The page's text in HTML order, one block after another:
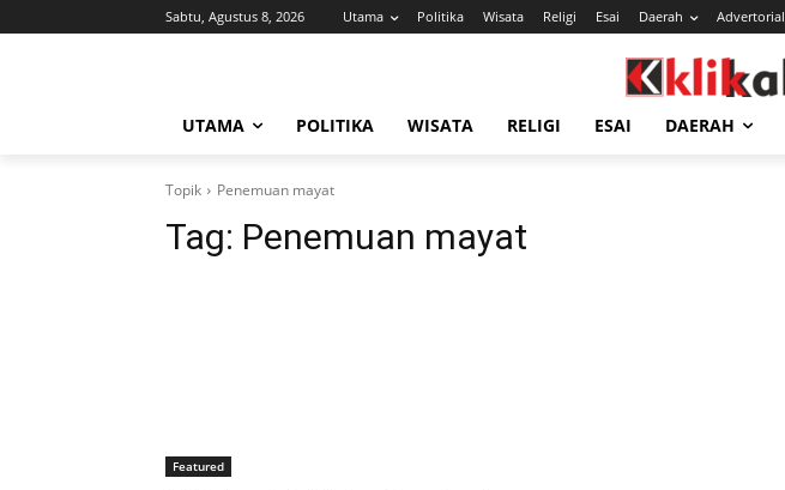
Sabtu, Agustus 8, 2026 Utama Politika Wisata Religi Esai Daerah Advertorial
UTAMA POLITIKA WISATA RELIGI ESAI DAERAH
Topik Penemuan mayat
Tag: Penemuan mayat
Featured